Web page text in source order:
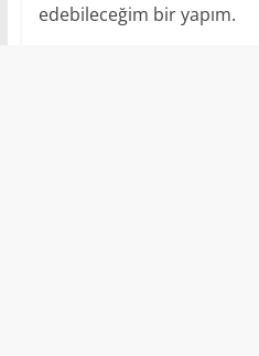
edebileceğim bir yapım.